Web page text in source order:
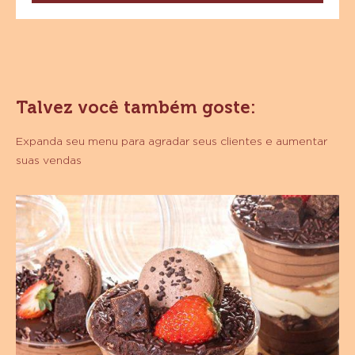
AO
1,01
Talvez você também goste:
Expanda seu menu para agradar seus clientes e aumentar
suas vendas
Copo
Felicidade